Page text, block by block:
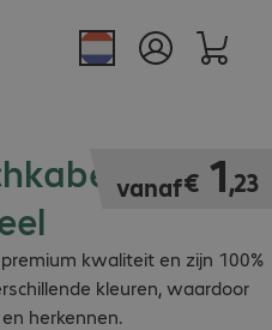
RJ45
kwaliteit en zijn 100%
kleuren, waardoor
herkennen.
vanaf€ 1,23
€ 1,23